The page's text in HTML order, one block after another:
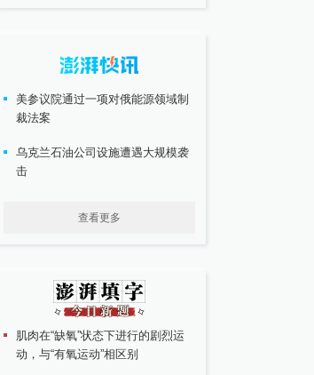
美参议院通过一项对俄能源领域制
裁法案
乌克兰石油公司设施遭遇大规模袭
击
查看更多
肌肉在“缺氧”状态下进行的剧烈运
动，与“有氧运动”相区别